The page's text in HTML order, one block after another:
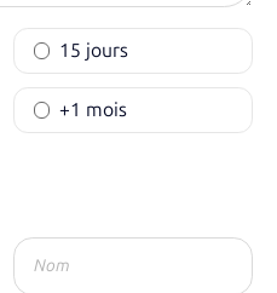
15 jours
+1 mois